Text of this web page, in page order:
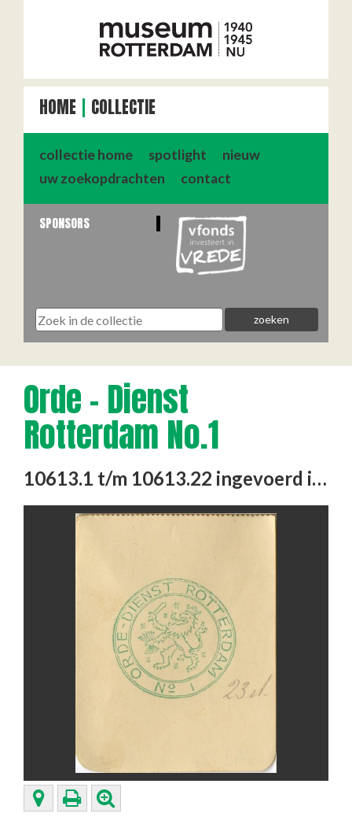
HOME COLLECTIE
collectie home spotlight
nieuw
uw zoekopdrachten
contact
SPONSORS
Orde - Dienst
Rotterdam No.1
10613.1 t/m 10613.22 ingevoerd in cb 10613.23 t/m 10613.49 ingevoerd als schadeafhandelingen met 1 nummer als …